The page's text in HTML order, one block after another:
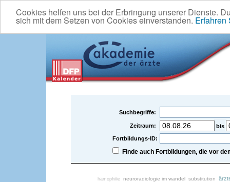
Cookies helfen uns bei der Erbringung unserer Dienste.
sich mit dem Setzen von Cookies einverstanden. Erfahren
Suchbegriffe:
Zeitraum:
bis
Fortbildungs-ID:
Finde auch Fortbildungen, die vor
hämophilie neuroradiologie im wandel substitution